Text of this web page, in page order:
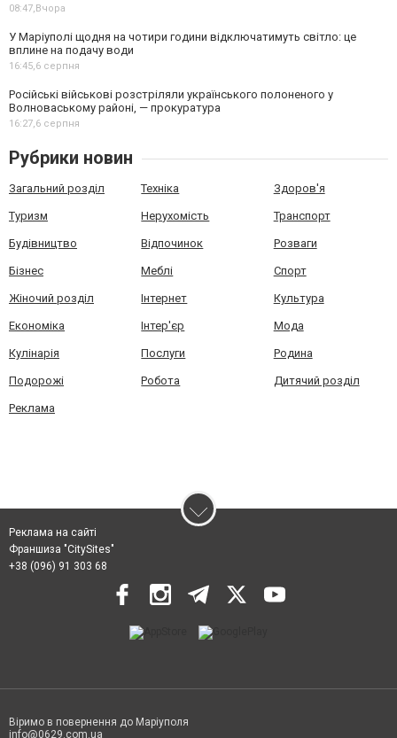
08:47,Вчора
У Маріуполі щодня на чотири години відключатимуть світло: це
вплине на подачу води
16:45,6 серпня
Російські військові розстріляли українського полоненого у
Волноваському районі, — прокуратура
16:27,6 серпня
Рубрики новин
Загальний розділ Техніка Здоров'я
Туризм Нерухомість Транспорт
Будівництво Відпочинок Розваги
Бізнес Меблі Спорт
Жіночий розділ Інтернет Культура
Економіка Інтер'єр Мода
Кулінарія Послуги Родина
Подорожі Робота Дитячий розділ
Реклама
Реклама на сайті
Франшиза "CitySites"
+38 (096) 91 303 68
Віримо в повернення до Маріуполя
info@0629.com.ua